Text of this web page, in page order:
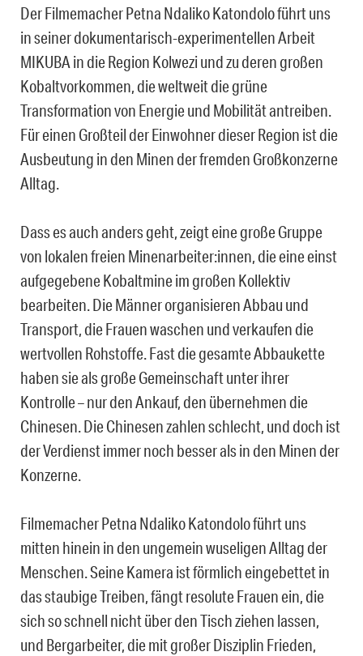
Der Filmemacher Petna Ndaliko Katondolo führt uns
in seiner dokumentarisch-experimentellen Arbeit
MIKUBA in die Region Kolwezi und zu deren großen
Kobaltvorkommen, die weltweit die grüne
Transformation von Energie und Mobilität antreiben.
Für einen Großteil der Einwohner dieser Region ist die
Ausbeutung in den Minen der fremden Großkonzerne
Alltag.
Dass es auch anders geht, zeigt eine große Gruppe
von lokalen freien Minenarbeiter:innen, die eine einst
aufgegebene Kobaltmine im großen Kollektiv
bearbeiten. Die Männer organisieren Abbau und
Transport, die Frauen waschen und verkaufen die
wertvollen Rohstoffe. Fast die gesamte Abbaukette
haben sie als große Gemeinschaft unter ihrer
Kontrolle – nur den Ankauf, den übernehmen die
Chinesen. Die Chinesen zahlen schlecht, und doch ist
der Verdienst immer noch besser als in den Minen der
Konzerne.
Filmemacher Petna Ndaliko Katondolo führt uns
mitten hinein in den ungemein wuseligen Alltag der
Menschen. Seine Kamera ist förmlich eingebettet in
das staubige Treiben, fängt resolute Frauen ein, die
sich so schnell nicht über den Tisch ziehen lassen,
und Bergarbeiter, die mit großer Disziplin Frieden,